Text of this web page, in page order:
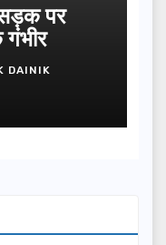
पर
DAINIK